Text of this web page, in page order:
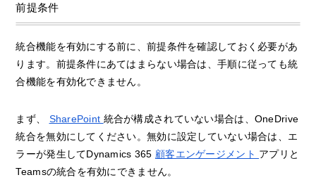
前提条件
統合機能を有効にする前に、前提条件を確認しておく必要があ
ります。前提条件にあてはまらない場合は、手順に従っても統
合機能を有効化できません。
まず、 SharePoint 統合が構成されていない場合は、OneDrive
統合を無効にしてください。無効に設定していない場合は、エ
ラーが発生してDynamics 365 顧客エンゲージメント アプリと
Teamsの統合を有効にできません。